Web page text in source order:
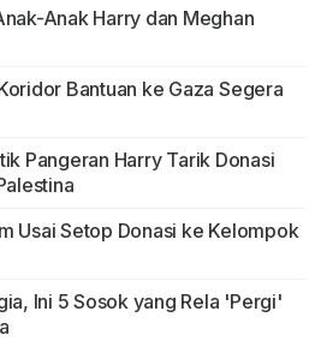
Anak Harry dan Meghan
Bantuan ke Gaza Segera
Pangeran Harry Tarik Donasi
Usai Setop Donasi ke Kelompok
Ini 5 Sosok yang Rela 'Pergi'